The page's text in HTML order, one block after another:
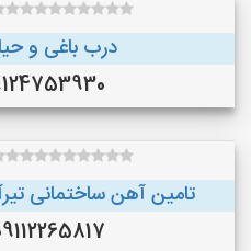
درب باغی و
09124753930
تامین آهن ساختمانی
09112265817